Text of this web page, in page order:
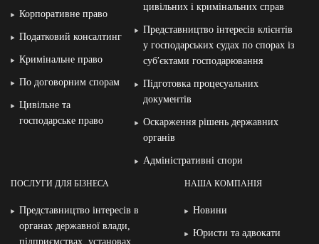
Корпоративне право
Податковий консалтинг
Кримінальне право
По договорним спорам
Цивільне та
господарське право
цивільних і кримінальних справ
Представництво інтересів клієнтів
у господарських судах по спорах із
суб′єктами господарювання
Підготовка процесуальних
документів
Оскарження рішень державних
органів
Адміністративні спори
ПОСЛУГИ ДЛЯ БІЗНЕСА
Представництво інтересів в
органах державної влади,
підприємствах, установах,
НАША КОМПАНІЯ
Новини
Юристи та адвокати